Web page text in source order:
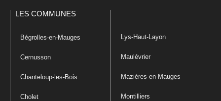
LES COMMUNES
Bégrolles-en-Mauges
Cernusson
Chanteloup-les-Bois
Cholet
Lys-Haut-Layon
Maulévrier
Mazières-en-Mauges
Montilliers